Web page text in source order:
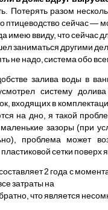
Потерять разом
птицеводство сейчас —
имею ввиду, что сейчас
заниматься другими
не надо, система обо
залива воды в
систему
входящих в
на дно, я такой
зазоры (при
проблема может
сетки поверх
2 года с
затраты на
что является